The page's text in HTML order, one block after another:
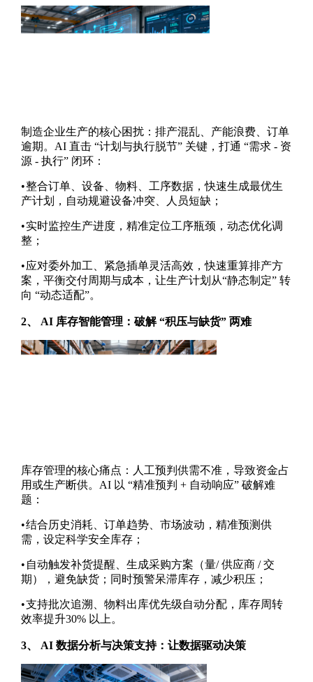
制造企业生产的核心困扰：排产混乱、产能浪费、订单
逾期。 AI 直击 “计划与执行脱节” 关键，打通 “需求 - 资
源 - 执行” 闭环：
•整合订单、设备、物料、工序数据，快速生成最优生
产计划，自动规避设备冲突、人员短缺；
•实时监控生产进度，精准定位工序瓶颈，动态优化调
整；
•应对委外加工、紧急插单灵活高效，快速重算排产方
案，平衡交付周期与成本，让生产计划从“静态制定” 转
向 “动态适配”。
2、 AI 库存智能管理：破解 “积压与缺货” 两难
库存管理的核心痛点：人工预判供需不准，导致资金占
用或生产断供。 AI 以 “精准预判 + 自动响应” 破解难
题：
•结合历史消耗、订单趋势、市场波动，精准预测供
需，设定科学安全库存；
• 自动触发补货提醒、生成采购方案（量/供应商 /交
期），避免缺货；同时预警呆滞库存，减少积压；
•支持批次追溯、物料出库优先级自动分配，库存周转
效率提升30% 以上。
3、 AI 数据分析与决策支持：让数据驱动决策